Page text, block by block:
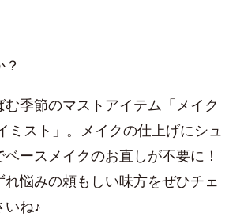
む季節のマストアイテム「メイク
ミスト」。メイクの仕上げにシュ
ースメイクのお直しが不要に！
れ悩みの頼もしい味方をぜひチェ
いね♪